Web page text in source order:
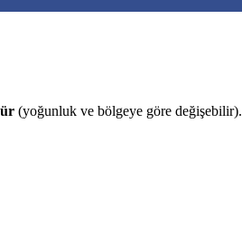
(yoğunluk ve bölgeye göre değişebilir).